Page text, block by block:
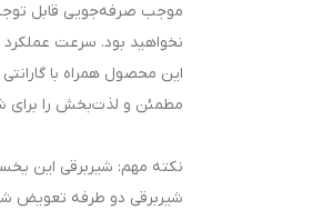
نخواهید بود. سرعت عملکرد
مطمئن و لذت‌بخش را برای
نکته مهم: شیربرقی این
شیربرقی دو طرفه تعویض